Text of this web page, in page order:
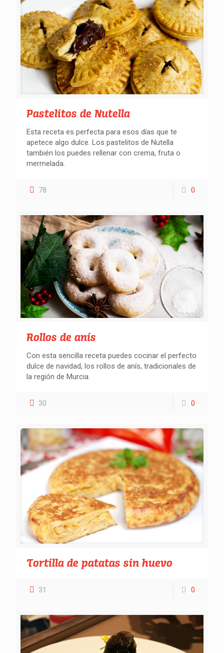
Buscar recetas
Pastelitos de Nutella
Esta receta es perfecta para esos días que te
apetece algo dulce. Los pastelitos de Nutella
también los puedes rellenar con crema, fruta o
mermelada.
78 0
Rollos de anís
Con esta sencilla receta puedes cocinar el perfecto
dulce de navidad, los rollos de anís, tradicionales de
la región de Murcia.
30 0
Tortilla de patatas sin huevo
31 0